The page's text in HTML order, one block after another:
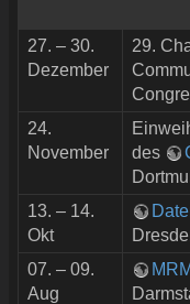
27. – 30.
Dezember
29.
24.
November
des
13. – 14.
Okt
07. – 09.
Aug